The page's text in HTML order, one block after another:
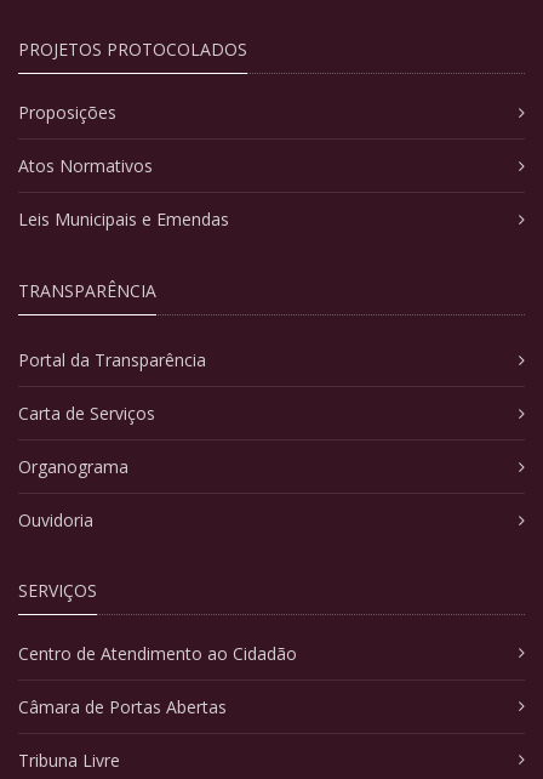
PROJETOS PROTOCOLADOS
Proposições
Atos Normativos
Leis Municipais e Emendas
TRANSPARÊNCIA
Portal da Transparência
Carta de Serviços
Organograma
Ouvidoria
SERVIÇOS
Centro de Atendimento ao Cidadão
Câmara de Portas Abertas
Tribuna Livre